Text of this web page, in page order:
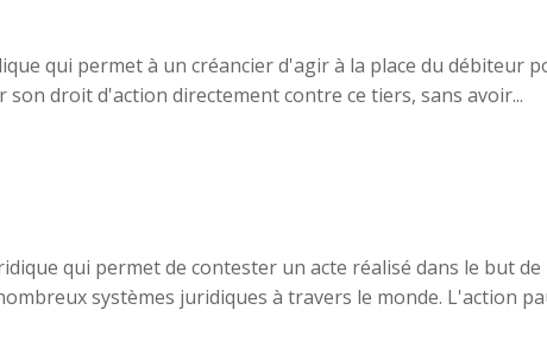
qui permet à un créancier d'agir à la place du débiteur
droit d'action directement contre ce tiers, sans avoir...
qui permet de contester un acte réalisé dans le but
systèmes juridiques à travers le monde. L'action